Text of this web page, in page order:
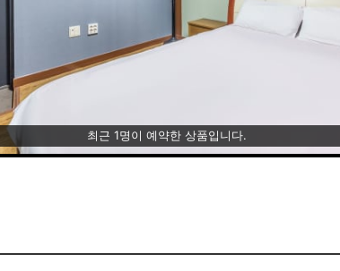
최근 1명이 예약한 상품입니다.